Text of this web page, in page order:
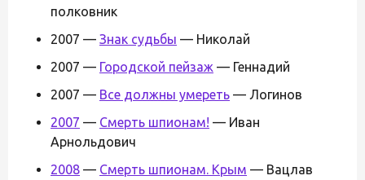
полковник
2007 — Знак судьбы — Николай
2007 — Городской пейзаж — Геннадий
2007 — Все должны умереть — Логинов
2007 — Смерть шпионам! — Иван
Арнольдович
2008 — Смерть шпионам. Крым — Вацлав